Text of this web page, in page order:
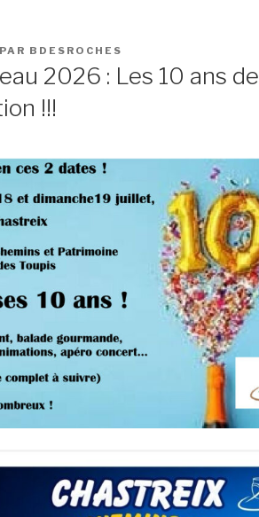
PAR BDESROCHES
2026 : Les 10 ans de
!!!